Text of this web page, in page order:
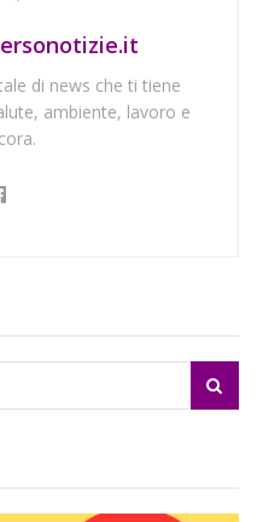
di news che ti tiene
ambiente, lavoro e